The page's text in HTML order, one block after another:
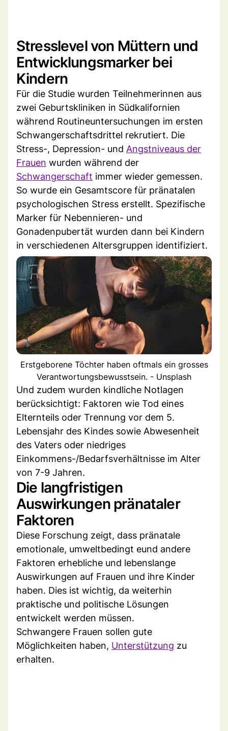
Stresslevel von Müttern und
Entwicklungsmarker bei
Kindern
Für die Studie wurden Teilnehmerinnen aus
zwei Geburtskliniken in Südkalifornien
während Routineuntersuchungen im ersten
Schwangerschaftsdrittel rekrutiert. Die
Stress-, Depression- und Angstniveaus der
Frauen wurden während der
Schwangerschaft immer wieder gemessen.
So wurde ein Gesamtscore für pränatalen
psychologischen Stress erstellt. Spezifische
Marker für Nebennieren- und
Gonadenpubertät wurden dann bei Kindern
in verschiedenen Altersgruppen identifiziert.
Erstgeborene Töchter haben oftmals ein grosses
Verantwortungsbewusstsein. - Unsplash
Und zudem wurden kindliche Notlagen
berücksichtigt: Faktoren wie Tod eines
Elternteils oder Trennung vor dem 5.
Lebensjahr des Kindes sowie Abwesenheit
des Vaters oder niedriges
Einkommens-/Bedarfsverhältnisse im Alter
von 7-9 Jahren.
Die langfristigen
Auswirkungen pränataler
Faktoren
Diese Forschung zeigt, dass pränatale
emotionale, umweltbedingt eund andere
Faktoren erhebliche und lebenslange
Auswirkungen auf Frauen und ihre Kinder
haben. Dies ist wichtig, da weiterhin
praktische und politische Lösungen
entwickelt werden müssen.
Schwangere Frauen sollen gute
Möglichkeiten haben, Unterstützung zu
erhalten.